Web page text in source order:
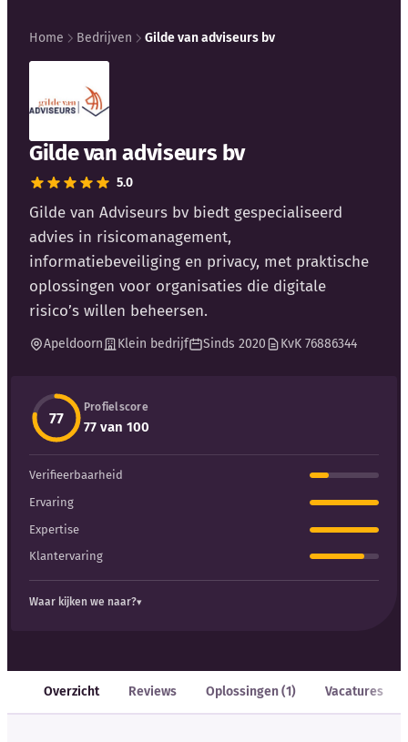
Blog
Bedrijfsupdates
Externe bronnen
Woordenboek
Auteurs
Home Bedrijven Gilde van adviseurs bv
Gilde van adviseurs bv
5.0
Gilde van Adviseurs bv biedt gespecialiseerd
advies in risicomanagement,
informatiebeveiliging en privacy, met praktische
oplossingen voor organisaties die digitale
risico’s willen beheersen.
Apeldoorn Klein bedrijf Sinds 2020 KvK 76886344
77
Profielscore
77 van 100
Verifieerbaarheid
Ervaring
Expertise
Klantervaring
Waar kijken we naar?
Overzicht Reviews Oplossingen (1) Vacatures